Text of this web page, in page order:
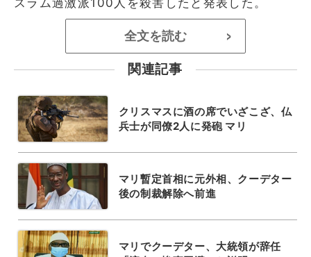
全文を読む >
関連記事
クリスマスに酒の席でいざこざ、仏
兵士が同僚2人に発砲 マリ
マリ暫定首相に元外相、クーデター
後の制裁解除へ前進
マリでクーデター、大統領が辞任